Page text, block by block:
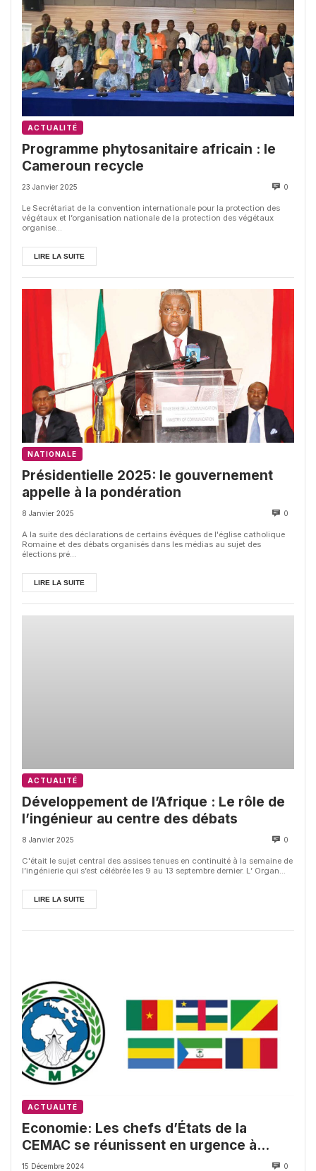
ACTUALITÉ
Programme phytosanitaire africain : le
Cameroun recycle
23 Janvier 2025 0
Le Secrétariat de la convention internationale pour la protection des
végétaux et l’organisation nationale de la protection des végétaux
organise...
LIRE LA SUITE
NATIONALE
Présidentielle 2025: le gouvernement
appelle à la pondération
8 Janvier 2025 0
A la suite des déclarations de certains évêques de l'église catholique
Romaine et des débats organisés dans les médias au sujet des
élections pré...
LIRE LA SUITE
ACTUALITÉ
Développement de l’Afrique : Le rôle de
l’ingénieur au centre des débats
8 Janvier 2025 0
C'était le sujet central des assises tenues en continuité à la semaine de
l’ingénierie qui s’est célébrée les 9 au 13 septembre dernier. L’ Organ...
LIRE LA SUITE
ACTUALITÉ
Economie: Les chefs d’États de la
CEMAC se réunissent en urgence à
Yaoundé
15 Décembre 2024 0